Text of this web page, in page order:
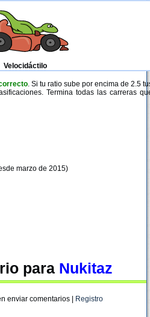
Velocidáctilo
. Si tu ratio sube por encima de 2.5
Termina todas las carreras
marzo de 2015)
para Nukitaz
enviar comentarios | Registro